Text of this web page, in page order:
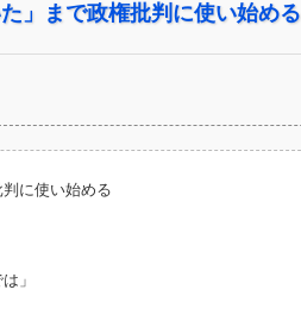
」まで政権批判に使い始める
に使い始める
」